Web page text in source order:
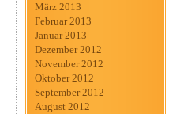
März 2013
Februar 2013
Januar 2013
Dezember 2012
November 2012
Oktober 2012
September 2012
August 2012